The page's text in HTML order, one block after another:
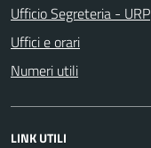
Ufficio Segreteria - URP
Uffici e orari
Numeri utili
LINK UTILI